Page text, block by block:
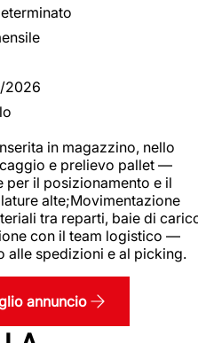
2026
in magazzino, nello
e prelievo pallet —
il posizionamento e il
alte;Movimentazione
tra reparti, baie di
con il team logistico —
alle spedizioni e al picking.
annuncio